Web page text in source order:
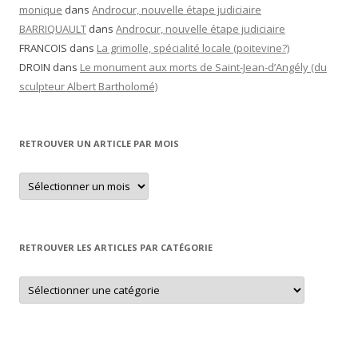
monique dans Androcur, nouvelle étape judiciaire
BARRIQUAULT dans Androcur, nouvelle étape judiciaire
FRANCOIS dans La grimolle, spécialité locale (poitevine?)
DROIN dans Le monument aux morts de Saint-Jean-d’Angély (du
sculpteur Albert Bartholomé)
RETROUVER UN ARTICLE PAR MOIS
Retrouver
un
article
RETROUVER LES ARTICLES PAR CATÉGORIE
Retrouver
les
articles